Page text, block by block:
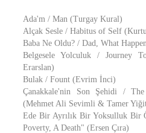
Ada'm / Man (Turgay Kural)
Alçak Sesle / Habitus of Self
Baba Ne Oldu? / Dad, What
Belgesele Yolculuk / Journey
Erarslan)
Bulak / Fount (Evrim İnci)
Çanakkale'nin Son Şehidi /
(Mehmet Ali Sevimli & Tamer
Ede Bir Ayrılık Bir Yoksulluk Bir
Poverty, A Death" (Ersen Çıra)